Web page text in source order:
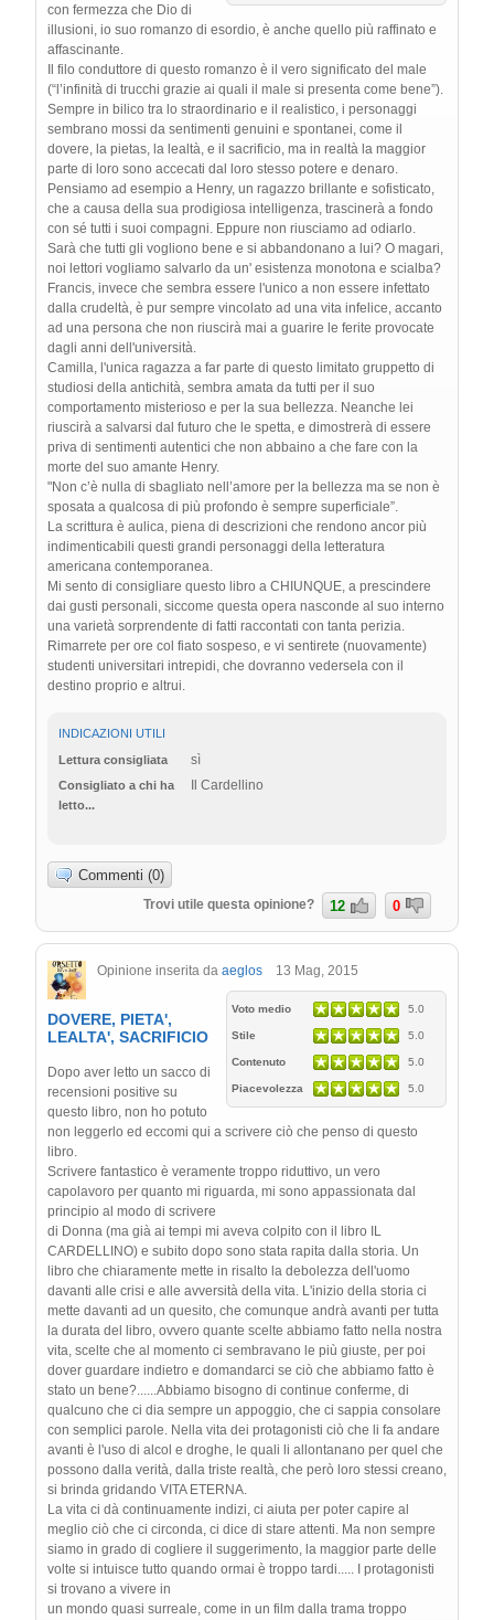
con fermezza che Dio di
illusioni, io suo romanzo di esordio, è anche quello più raffinato e
affascinante.
Il filo conduttore di questo romanzo è il vero significato del male
(“l’infinità di trucchi grazie ai quali il male si presenta come bene”).
Sempre in bilico tra lo straordinario e il realistico, i personaggi
sembrano mossi da sentimenti genuini e spontanei, come il
dovere, la pietas, la lealtà, e il sacrificio, ma in realtà la maggior
parte di loro sono accecati dal loro stesso potere e denaro.
Pensiamo ad esempio a Henry, un ragazzo brillante e sofisticato,
che a causa della sua prodigiosa intelligenza, trascinerà a fondo
con sé tutti i suoi compagni. Eppure non riusciamo ad odiarlo.
Sarà che tutti gli vogliono bene e si abbandonano a lui? O magari,
noi lettori vogliamo salvarlo da un' esistenza monotona e scialba?
Francis, invece che sembra essere l'unico a non essere infettato
dalla crudeltà, è pur sempre vincolato ad una vita infelice, accanto
ad una persona che non riuscirà mai a guarire le ferite provocate
dagli anni dell'università.
Camilla, l'unica ragazza a far parte di questo limitato gruppetto di
studiosi della antichità, sembra amata da tutti per il suo
comportamento misterioso e per la sua bellezza. Neanche lei
riuscirà a salvarsi dal futuro che le spetta, e dimostrerà di essere
priva di sentimenti autentici che non abbaino a che fare con la
morte del suo amante Henry.
"Non c’è nulla di sbagliato nell’amore per la bellezza ma se non è
sposata a qualcosa di più profondo è sempre superficiale”.
La scrittura è aulica, piena di descrizioni che rendono ancor più
indimenticabili questi grandi personaggi della letteratura
americana contemporanea.
Mi sento di consigliare questo libro a CHIUNQUE, a prescindere
dai gusti personali, siccome questa opera nasconde al suo interno
una varietà sorprendente di fatti raccontati con tanta perizia.
Rimarrete per ore col fiato sospeso, e vi sentirete (nuovamente)
studenti universitari intrepidi, che dovranno vedersela con il
destino proprio e altrui.
INDICAZIONI UTILI
Lettura consigliata
sì
Consigliato a chi ha
letto...
Il Cardellino
Commenti (0)
Trovi utile questa opinione? 12 0
Opinione inserita da aeglos 13 Mag, 2015
Voto medio 5.0
Stile 5.0
Contenuto 5.0
Piacevolezza 5.0
DOVERE, PIETA',
LEALTA', SACRIFICIO
Dopo aver letto un sacco di
recensioni positive su
questo libro, non ho potuto
non leggerlo ed eccomi qui a scrivere ciò che penso di questo
libro.
Scrivere fantastico è veramente troppo riduttivo, un vero
capolavoro per quanto mi riguarda, mi sono appassionata dal
principio al modo di scrivere
di Donna (ma già ai tempi mi aveva colpito con il libro IL
CARDELLINO) e subito dopo sono stata rapita dalla storia. Un
libro che chiaramente mette in risalto la debolezza dell'uomo
davanti alle crisi e alle avversità della vita. L'inizio della storia ci
mette davanti ad un quesito, che comunque andrà avanti per tutta
la durata del libro, ovvero quante scelte abbiamo fatto nella nostra
vita, scelte che al momento ci sembravano le più giuste, per poi
dover guardare indietro e domandarci se ciò che abbiamo fatto è
stato un bene?......Abbiamo bisogno di continue conferme, di
qualcuno che ci dia sempre un appoggio, che ci sappia consolare
con semplici parole. Nella vita dei protagonisti ciò che li fa andare
avanti è l'uso di alcol e droghe, le quali li allontanano per quel che
possono dalla verità, dalla triste realtà, che però loro stessi creano,
si brinda gridando VITA ETERNA.
La vita ci dà continuamente indizi, ci aiuta per poter capire al
meglio ciò che ci circonda, ci dice di stare attenti. Ma non sempre
siamo in grado di cogliere il suggerimento, la maggior parte delle
volte si intuisce tutto quando ormai è troppo tardi..... I protagonisti
si trovano a vivere in
un mondo quasi surreale, come in un film dalla trama troppo